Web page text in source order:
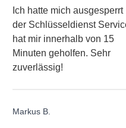
Ich hatte mich ausgesperrt und
der Schlüsseldienst Service
hat mir innerhalb von 15
Minuten geholfen. Sehr
zuverlässig!
Markus B.